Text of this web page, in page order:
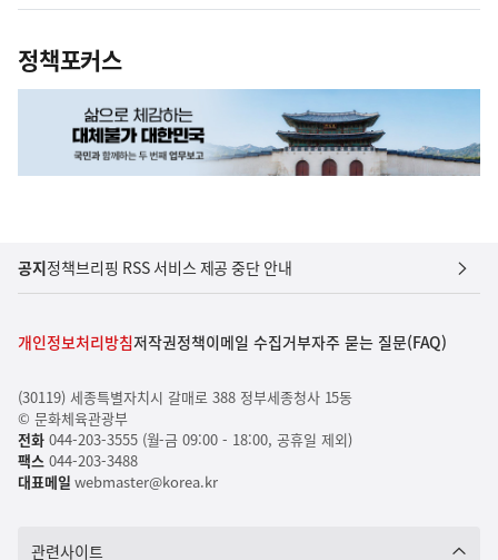
정책포커스
공지정책브리핑 RSS 서비스 제공 중단 안내
개인정보처리방침저작권정책이메일 수집거부자주 묻는 질문(FAQ)
(30119) 세종특별자치시 갈매로 388 정부세종청사 15동
© 문화체육관광부
전화044-203-3555 (월-금 09:00 - 18:00, 공휴일 제외)
팩스044-203-3488
대표메일 webmaster@korea.kr
관련사이트